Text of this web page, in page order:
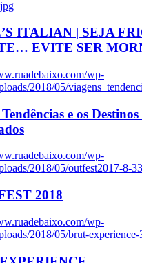
ITALIAN | SEJA
EVITE SER
wp-
2018/05/
e os
wp-
2018/05/outfest2017-8-
2018
wp-
2018/05/brut-